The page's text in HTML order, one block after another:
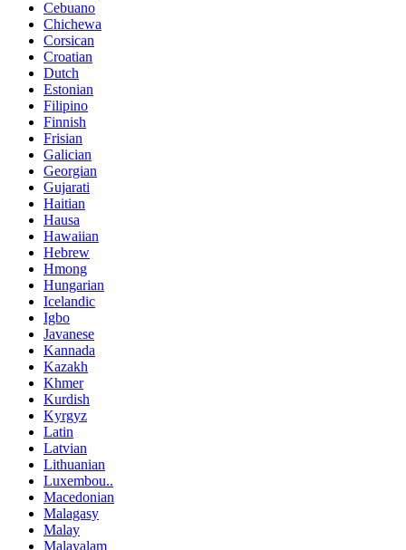
Cebuano
Chichewa
Corsican
Croatian
Dutch
Estonian
Filipino
Finnish
Frisian
Galician
Georgian
Gujarati
Haitian
Hausa
Hawaiian
Hebrew
Hmong
Hungarian
Icelandic
Igbo
Javanese
Kannada
Kazakh
Khmer
Kurdish
Kyrgyz
Latin
Latvian
Lithuanian
Luxembou..
Macedonian
Malagasy
Malay
Malayalam